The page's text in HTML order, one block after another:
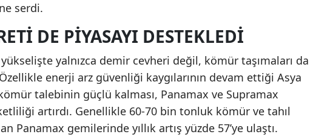
serdi.
DE PIYASAYI DESTEKLEDI
yalnızca demir cevheri değil, kömür taşımaları da
enerji arz güvenliği kaygılarının devam ettiği Asya
talebinin güçlü kalması, Panamax ve Supramax
artırdı. Genellikle 60-70 bin tonluk kömür ve tahıl
Panamax gemilerinde yıllık artış yüzde 57’ye ulaştı.